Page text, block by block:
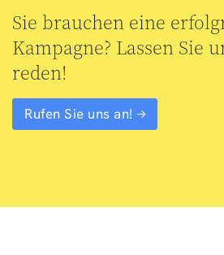
Sie brauchen eine
Kampagne? Lassen Sie
reden!
Rufen Sie uns an!